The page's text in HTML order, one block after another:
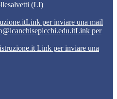
(LI)
Link per inviare una mail
Link per
Link per inviare una